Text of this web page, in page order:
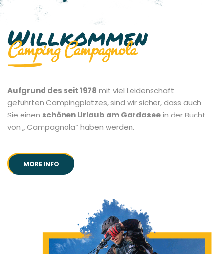
Willkommen
Camping Campagnola
Aufgrund des seit 1978 mit viel Leidenschaft
geführten Campingplatzes, sind wir sicher, dass auch
Sie einen schönen Urlaub am Gardaseein der Bucht
von „ Campagnola“ haben werden.
MORE INFO